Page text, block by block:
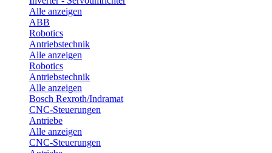
Alle anzeigen
ABB
Robotics
Antriebstechnik
Alle anzeigen
Robotics
Antriebstechnik
Alle anzeigen
Bosch Rexroth/Indramat
CNC-Steuerungen
Antriebe
Alle anzeigen
CNC-Steuerungen